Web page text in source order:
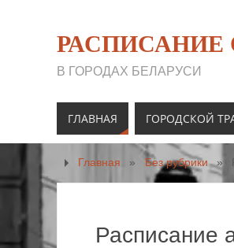
РАСПИСАНИЕ
В ГОРОДАХ БЕЛАРУСИ
ГЛАВНАЯ ГОРОДСКОЙ
Главная » Без рубрики »
Расписание